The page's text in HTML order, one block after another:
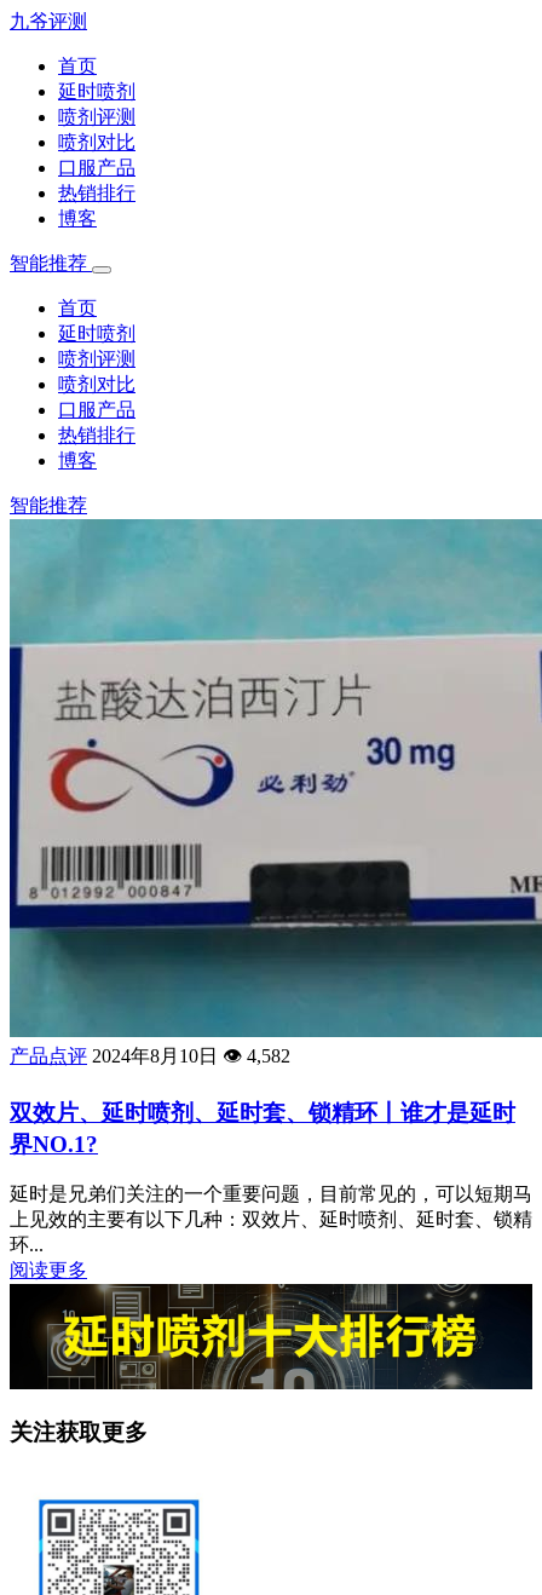
九爷评测
首页
延时喷剂
喷剂评测
喷剂对比
口服产品
热销排行
博客
智能推荐
首页
延时喷剂
喷剂评测
喷剂对比
口服产品
热销排行
博客
智能推荐
产品点评 2024年8月10日 👁️ 4,582
双效片、延时喷剂、延时套、锁精环丨谁才是延时
界NO.1?
延时是兄弟们关注的一个重要问题，目前常见的，可以短期马
上见效的主要有以下几种：双效片、延时喷剂、延时套、锁精
环...
阅读更多
关注获取更多